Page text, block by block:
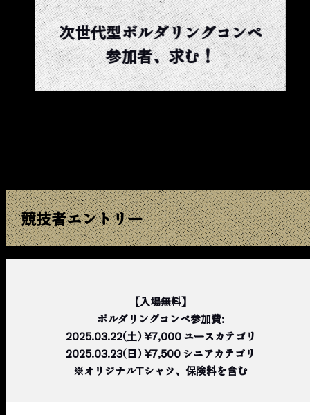
次世代型ボルダリングコンペ
参加者、求む！
競技者エントリー
【入場無料】
ボルダリングコンペ参加費:
2025.03.22(土) ¥7,000 ユースカテゴリ
2025.03.23(日) ¥7,500 シニアカテゴリ
※オリジナルTシャツ、保険料を含む